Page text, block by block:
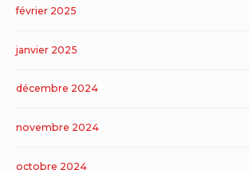
février 2025
janvier 2025
décembre 2024
novembre 2024
octobre 2024